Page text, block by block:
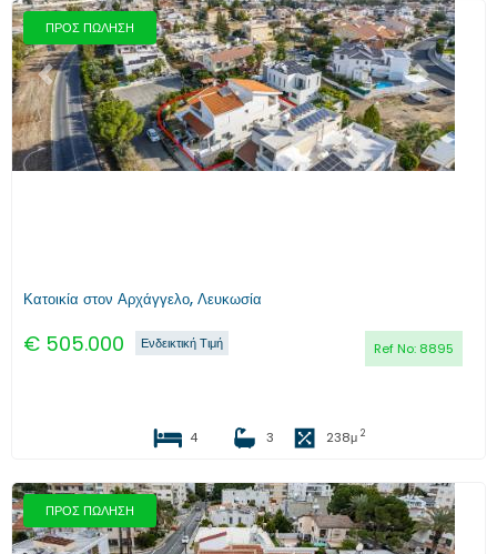
ΠΡΟΣ ΠΩΛΗΣΗ
Προηγούμενο Επόμενο
Κατοικία στον Αρχάγγελο, Λευκωσία
€ 505.000 Ref No: 8895
Ενδεικτική Τιμή
4 3 238μ 2
ΠΡΟΣ ΠΩΛΗΣΗ